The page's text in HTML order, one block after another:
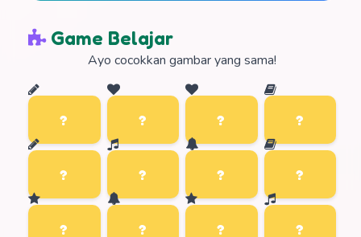
Game Belajar
Ayo cocokkan gambar yang sama!